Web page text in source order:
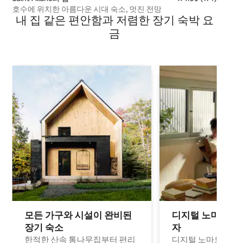
호수에 위치한 아름다운 시대 숙소, 멋진 전망
내 집 같은 편안함과 저렴한 장기 숙박 요
금
모든 가구와 시설이 완비된
장기 숙소
한적한 산속 통나무집부터 편리
디지털 노마
자
디지털 노마드